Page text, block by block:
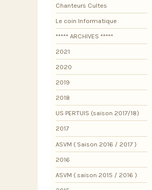
Chanteurs Cultes
Le coin Informatique
***** ARCHIVES *****
2021
2020
2019
2018
US PERTUIS (saison 2017/18)
2017
ASVM ( Saison 2016 / 2017 )
2016
ASVM ( saison 2015 / 2016 )